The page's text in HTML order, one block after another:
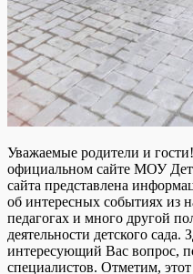
Уважаемые родители и
официальном сайте МОУ
сайта представлена
об интересных событиях из
педагогах и много другой
деятельности детского сада.
интересующий Вас вопрос,
специалистов. Отметим,